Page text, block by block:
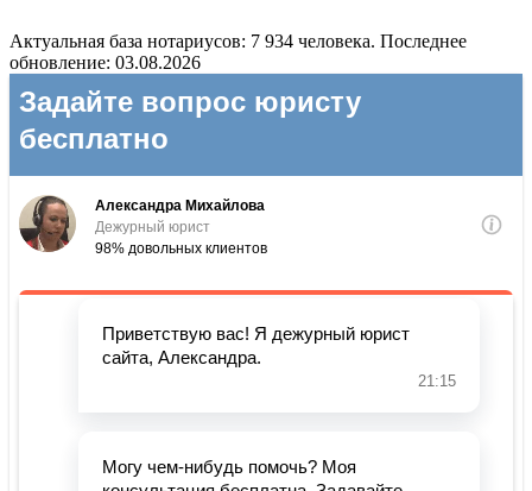
Актуальная база нотариусов: 7 934 человека. Последнее
обновление: 03.08.2026